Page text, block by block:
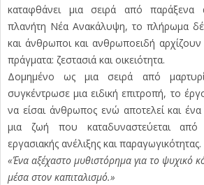
καταφθάνει μια σειρά από παράξενα
πλανήτη Νέα Ανακάλυψη, το πλήρωμα
και άνθρωποι και ανθρωποειδή
πράγματα: ζεστασιά και οικειότητα.
Δομημένο ως μια σειρά από
συγκέντρωσε μια ειδική επιτροπή, το
να είσαι άνθρωπος ενώ αποτελεί και ένα
μια ζωή που καταδυναστεύεται
εργασιακής ανέλιξης και παραγωγικότητας.
«Ένα αξέχαστο μυθιστόρημα για το ψυχικό
μέσα στον καπιταλισμό.»